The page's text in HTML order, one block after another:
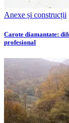
Anexe și construcții
Carote diamantate:
profesional